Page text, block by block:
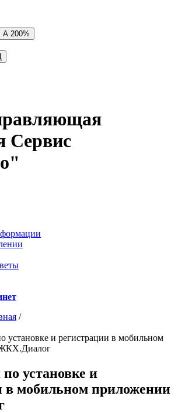
А 200%
Сервис
/
установке и регистрации в мобильном
установке и
в мобильном приложении